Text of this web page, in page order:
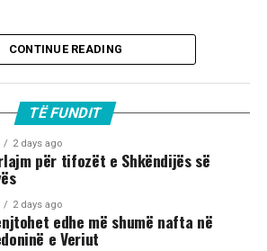
të treve do të zbatohet një
para gjykatës sapo të
ka ndodhur në orët e para të
në rrugën „Borçe Jovanoski“, ku
me mjete dhe shkopinj druri.
shfaq një video-incizim shqetësues
cilin shfaqet një përleshje e ashpër
më të madh të rinjsh.
CONTINUE READING
TË FUNDIT
2 days ago
për tifozët e Shkëndijës së
2 days ago
edhe më shumë nafta në
e Veriut